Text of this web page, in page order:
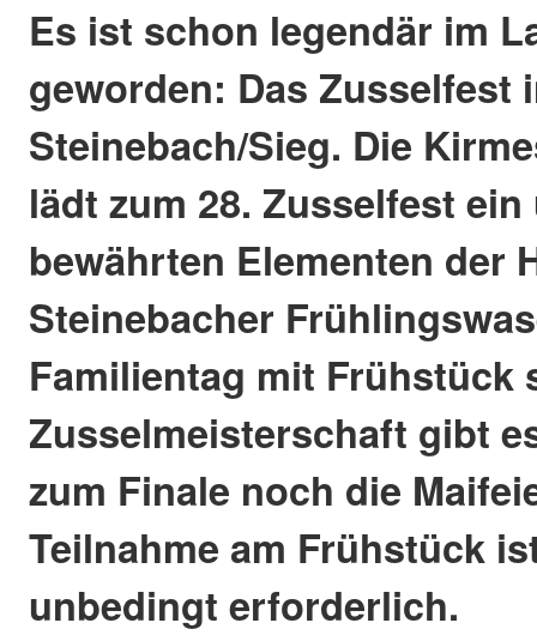
Es ist schon legendär im
geworden: Das Zusselfest
Steinebach/Sieg. Die
lädt zum 28. Zusselfest
bewährten Elementen der
Steinebacher
Familientag mit Frühstück
Zusselmeisterschaft gibt
zum Finale noch die
Teilnahme am Frühstück
unbedingt erforderlich.